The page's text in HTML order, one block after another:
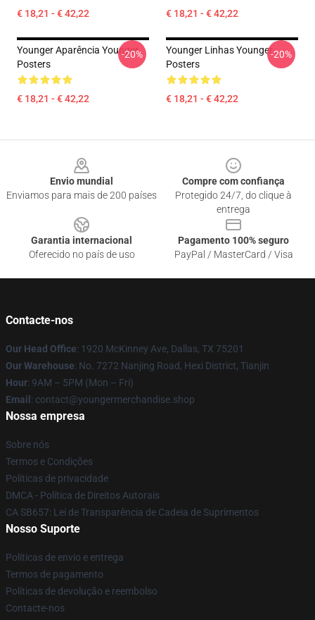
€ 18,21 - € 42,22 € 18,21 - € 42,22
Younger Aparência Younger
Posters
€ 18,21 - € 42,22
-20%
Younger Linhas Younger
Posters
€ 18,21 - € 42,22
-20%
Envio mundial
Enviamos para mais de 200 países
Compre com confiança
Protegido 24/7, do clique à
entrega
Garantia internacional
Oferecido no país de uso
Pagamento 100% seguro
PayPal / MasterCard / Visa
Contacte-nos
Our Head Office: 1920 McKinney Ave, Dallas, TX 75201
Our Warehouse: No. 7272 Nanjing Road, Hexi District, Tianjin
Hour: 9AM – 5PM (Mon – Fri)
Email : contact@youngermerchandise.shop
Nossa empresa
Sobre nós
Termos e Condições
Políticas de privacidade
DMCA - Política de Direitos Autorais
CA SB657: Lei de Transparência de Cadeia de Suprimentos
Nosso Suporte
Políticas de envio e entrega
Termos de pagamento
Políticas de devolução e reembolso
Contacte-nos